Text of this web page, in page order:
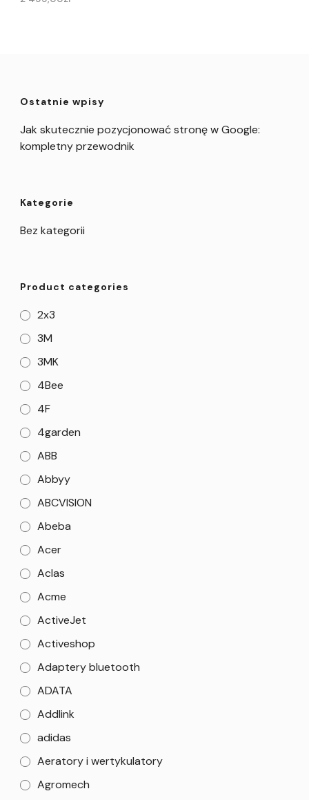
Ostatnie wpisy
Jak skutecznie pozycjonować stronę w Google:
kompletny przewodnik
Kategorie
Bez kategorii
Product categories
2x3
3M
3MK
4Bee
4F
4garden
ABB
Abbyy
ABCVISION
Abeba
Acer
Aclas
Acme
ActiveJet
Activeshop
Adaptery bluetooth
ADATA
Addlink
adidas
Aeratory i wertykulatory
Agromech